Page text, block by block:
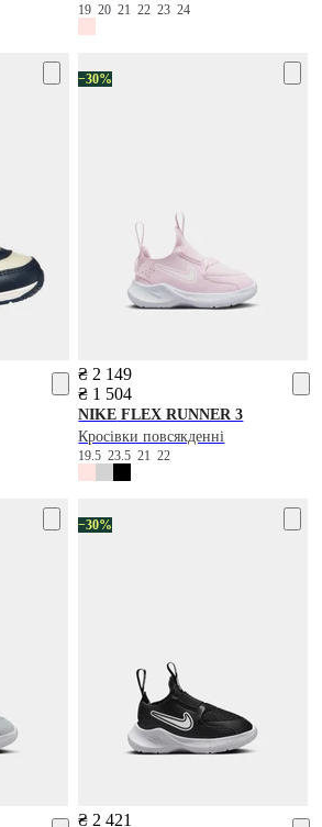
192021222324
−30%
₴ 2 149
₴ 1 504
NIKE FLEX RUNNER 3
Кросівки повсякденні
19.523.52122
−30%
₴ 2 421